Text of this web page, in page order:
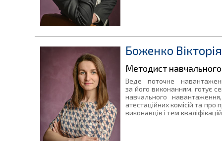
Боженко
Методист навчального
Веде поточне
за його виконанням, готує
навчального
атестаційних комісій та про
виконавців і тем